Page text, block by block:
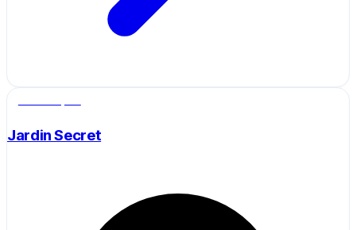
Jardin Secret